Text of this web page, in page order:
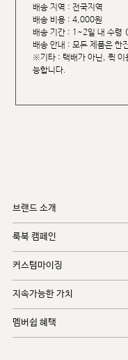
배송 지역 : 전국지역
배송 비용 : 4,000원
배송 기간 : 1~2일 내 수령
배송 안내 : 모든 제품은 한
※기타 : 택배가 아닌, 퀵 이
능합니다.
브랜드 소개
룩북 캠페인
커스텀마이징
지속가능한 가치
멤버쉽 혜택